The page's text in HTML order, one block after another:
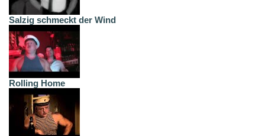
Salzig schmeckt der Wind
Rolling Home